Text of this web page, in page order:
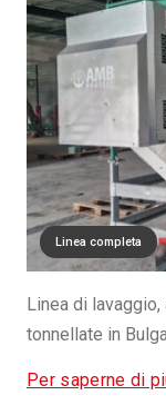
Linea completa
Linea di
tonnellate in
Per saperne di